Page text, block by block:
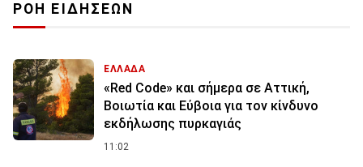
ΡΟΗ ΕΙΔΗΣΕΩΝ
ΕΛΛΑΔΑ
«Red Code» και σήμερα σε Αττική,
Βοιωτία και Εύβοια για τον κίνδυνο
εκδήλωσης πυρκαγιάς
11:02